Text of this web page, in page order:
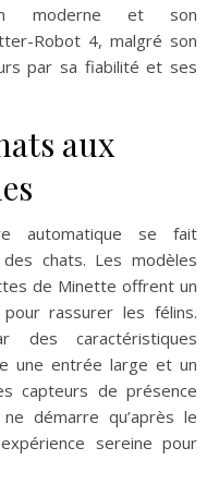
moderne et son
Robot 4, malgré son
par sa fiabilité et ses
aux
automatique se fait
chats. Les modèles
de Minette offrent un
rassurer les félins.
des caractéristiques
une entrée large et un
capteurs de présence
démarre qu’après le
sereine pour